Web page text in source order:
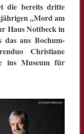
die bereits dritte
„Mord am
Haus Nottbeck in
das aus Bochum-
Christiane
ins Museum für